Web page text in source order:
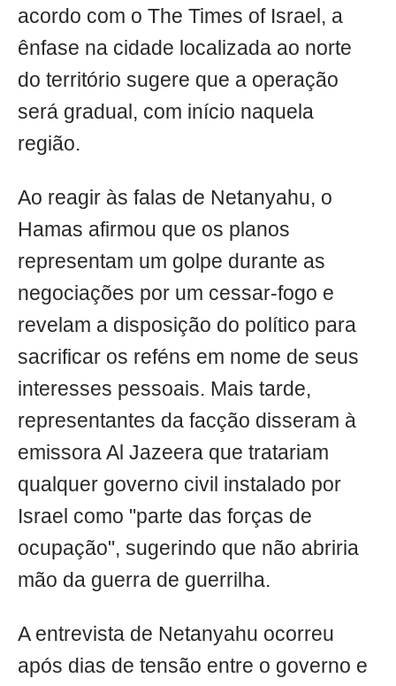
acordo com o The Times of Israel, a
ênfase na cidade localizada ao norte
do território sugere que a operação
será gradual, com início naquela
região.
Ao reagir às falas de Netanyahu, o
Hamas afirmou que os planos
representam um golpe durante as
negociações por um cessar-fogo e
revelam a disposição do político para
sacrificar os reféns em nome de seus
interesses pessoais. Mais tarde,
representantes da facção disseram à
emissora Al Jazeera que tratariam
qualquer governo civil instalado por
Israel como "parte das forças de
ocupação", sugerindo que não abriria
mão da guerra de guerrilha.
A entrevista de Netanyahu ocorreu
após dias de tensão entre o governo e